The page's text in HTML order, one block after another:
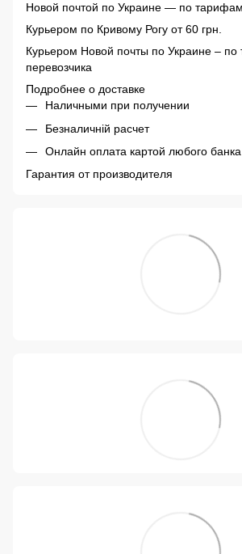
Новой почтой по Украине — по тарифам
Курьером по Кривому Рогу от 60 грн.
Курьером Новой почты по Украине –
перевозчика
Подробнее о доставке
Наличными при получении
Безналичній расчет
Онлайн оплата картой любого банка
Гарантия от производителя